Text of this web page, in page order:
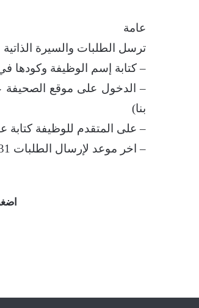
عامة
ترسل الطلبات والسيرة الذاتية
– كتابة إسم الوظيفة وكودها
بنا)
– على المتقدم للوظيفة كتابة
– اخر موعد لإرسال الطلبات 31 ديسمبر 2017